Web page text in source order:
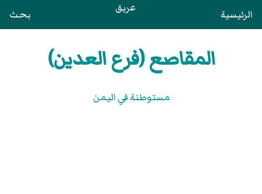
الرئيسية عريق بحث
المقاصع (فرع العدين)
مستوطنة في اليمن